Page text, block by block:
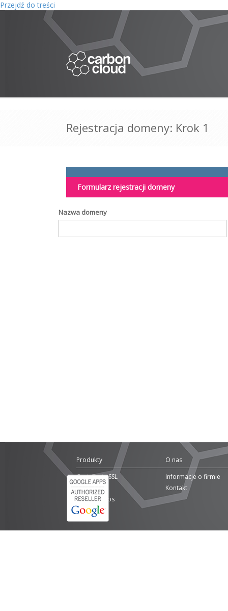
Przejdź do treści
Rejestracja domeny: Krok 1
Formularz rejestracji domeny
Nazwa domeny
Produkty
Certyfikaty SSL
Domeny
Google Apps
O nas
Informacje o firmie
Kontakt